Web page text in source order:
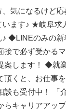
気になるけど
ます♪ ★岐阜求
◆LINEのみの
で必ず受かる
案します！ ◆就
頂くと、お仕事
も受付中！ 「
らキャリアアッ